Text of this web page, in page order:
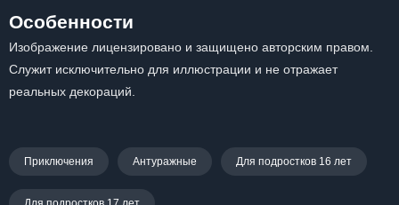
Особенности
Изображение лицензировано и защищено авторским правом.
Служит исключительно для иллюстрации и не отражает
реальных декораций.
Приключения Антуражные Для подростков 16 лет